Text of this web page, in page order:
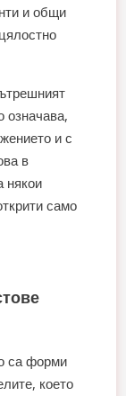
и общи
означава,
и с
в
някои
само
са форми
което